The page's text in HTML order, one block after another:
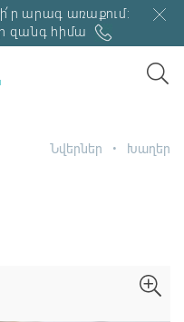
արագ առաքում:
զանգ հիմա
Նվերներ Խաղեր